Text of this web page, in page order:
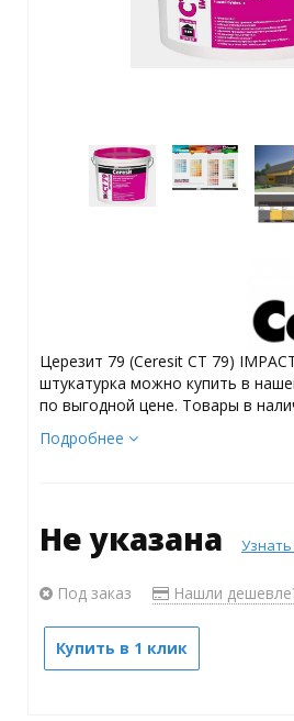
Церезит 79 (Ceresit CT 79)
штукатурка можно купить в
по выгодной цене. Товары в
Подробнее
Не указана
Под заказ Нашли
Купить в 1 клик